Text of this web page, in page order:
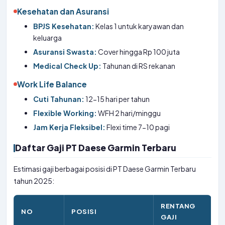
Kesehatan dan Asuransi
BPJS Kesehatan: Kelas 1 untuk karyawan dan
keluarga
Asuransi Swasta: Cover hingga Rp 100 juta
Medical Check Up: Tahunan di RS rekanan
Work Life Balance
Cuti Tahunan: 12-15 hari per tahun
Flexible Working: WFH 2 hari/minggu
Jam Kerja Fleksibel: Flexi time 7-10 pagi
Daftar Gaji PT Daese Garmin Terbaru
Estimasi gaji berbagai posisi di PT Daese Garmin Terbaru
tahun 2025:
NO POSISI
RENTANG
GAJI